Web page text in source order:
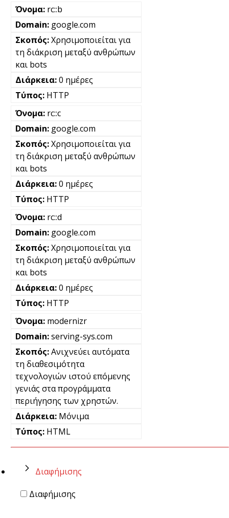
rc::b
google.com
Χρησιμοποιείται για
τη διάκριση μεταξύ ανθρώπων
και bots
0 ημέρες
HTTP
rc::c
google.com
Χρησιμοποιείται για
τη διάκριση μεταξύ ανθρώπων
και bots
0 ημέρες
HTTP
rc::d
google.com
Χρησιμοποιείται για
τη διάκριση μεταξύ ανθρώπων
και bots
0 ημέρες
HTTP
modernizr
serving-sys.com
Ανιχνεύει αυτόματα
τη διαθεσιμότητα
τεχνολογιών ιστού επόμενης
γενιάς στα προγράμματα
περιήγησης των χρηστών.
Μόνιμα
HTML
Διαφήμισης
Διαφήμισης